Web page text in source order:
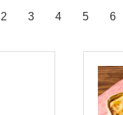
2 3 4 5 6